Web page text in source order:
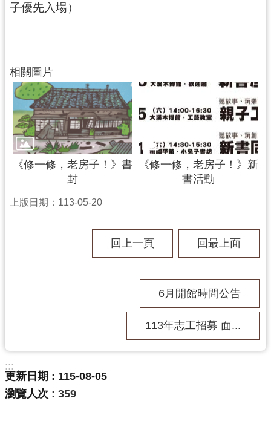
子優先入場）
相關圖片
《修一修，老房子！》書
封
《修一修，老房子！》新
書活動
上版日期：113-05-20
回上一頁 回最上面
6月開館時間公告
113年志工招募 面...
:::
更新日期
115-08-05
瀏覽人次
359